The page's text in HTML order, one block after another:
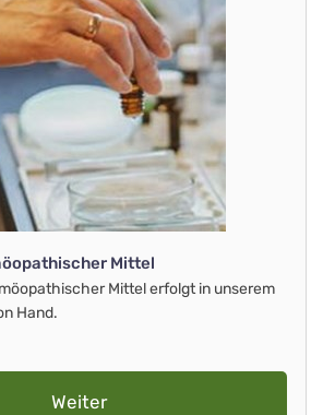
Mittel
Mittel erfolgt in unserem
Hand.
Weiter